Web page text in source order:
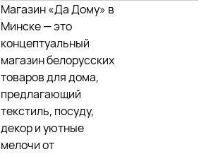
Магазин «Да Дому» в
Минске — это
концептуальный
магазин белорусских
товаров для дома,
предлагающий
текстиль, посуду,
декор и уютные
мелочи от